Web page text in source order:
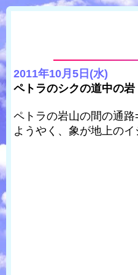
2011年10月5日(水)
ペトラのシクの道中の岩
ペトラの岩山の間の通
ようやく、象が地上の